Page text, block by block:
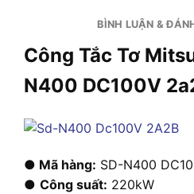
BÌNH LUẬN &
Công Tắc Tơ
N400 DC100V
● Mã hàng: SD-N400
● Công suất: 220kW